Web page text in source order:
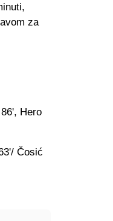
za
Hero
Čosić